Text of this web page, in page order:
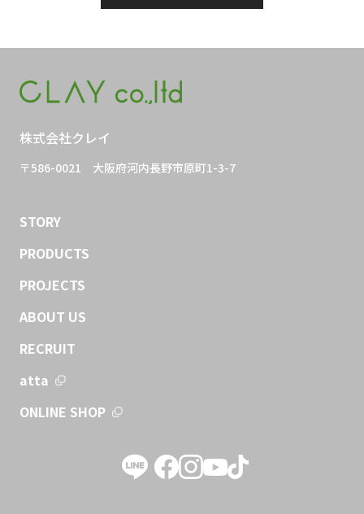
株式会社クレイ
〒586-0021 大阪府河内長野市原町1-3-7
STORY
PRODUCTS
PROJECTS
ABOUT US
RECRUIT
atta
ONLINE SHOP